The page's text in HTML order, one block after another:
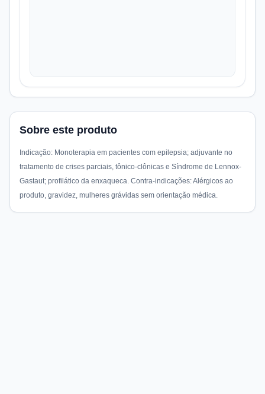
Sobre este produto
Indicação: Monoterapia em pacientes com epilepsia; adjuvante no
tratamento de crises parciais, tônico-clônicas e Síndrome de Lennox-
Gastaut; profilático da enxaqueca. Contra-indicações: Alérgicos ao
produto, gravidez, mulheres grávidas sem orientação médica.